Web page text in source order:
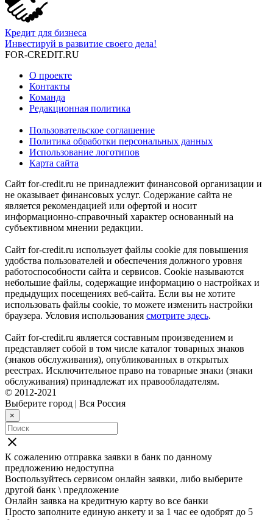
Кредит для бизнеса
Инвестируй в развитие своего дела!
FOR-CREDIT.RU
О проекте
Контакты
Команда
Редакционная политика
Пользовательское соглашение
Политика обработки персональных данных
Использование логотипов
Карта сайта
Сайт for-credit.ru не принадлежит финансовой организации и
не оказывает финансовых услуг. Содержание сайта не
является рекомендацией или офертой и носит
информационно-справочный характер основанный на
субъективном мнении редакции.
Сайт for-credit.ru использует файлы cookie для повышения
удобства пользователей и обеспечения должного уровня
работоспособности сайта и сервисов. Cookie называются
небольшие файлы, содержащие информацию о настройках и
предыдущих посещениях веб-сайта. Если вы не хотите
использовать файлы cookie, то можете изменить настройки
браузера. Условия использования смотрите здесь.
Сайт for-credit.ru является составным произведением и
представляет собой в том числе каталог товарных знаков
(знаков обслуживания), опубликованных в открытых
реестрах. Исключительное право на товарные знаки (знаки
обслуживания) принадлежат их правообладателям.
© 2012-2021
Выберите город | Вся Россия
×
close
К сожалению отправка заявки в банк по данному
предложению недоступна
Воспользуйтесь сервисом онлайн заявки, либо выберите
другой банк \ предложение
Онлайн заявка на кредитную карту во все банки
Просто заполните единую анкету и за 1 час ее одобрят до 5